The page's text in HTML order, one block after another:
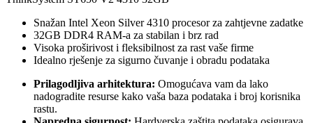
Snažan Intel Xeon Silver 4310 procesor za zahtjevne zadatke
32GB DDR4 RAM-a za stabilan i brz rad
Visoka proširivost i fleksibilnost za rast vaše firme
Idealno rješenje za sigurno čuvanje i obradu podataka
Prilagodljiva arhitektura: Omogućava vam da lako
nadogradite resurse kako vaša baza podataka i broj korisnika
rastu.